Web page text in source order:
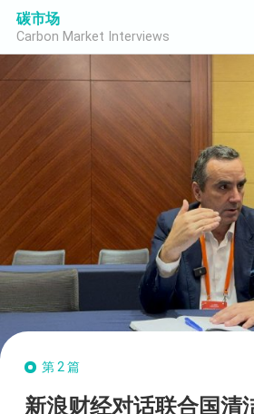
碳市场
Carbon Market Interviews
第2篇
新浪财经对话联合国清